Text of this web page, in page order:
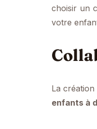
choisir un
votre
La
enfants à